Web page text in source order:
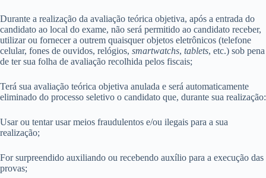
Durante a realização da avaliação teórica objetiva, após a entrada do
candidato ao local do exame, não será permitido ao candidato receber,
utilizar ou fornecer a outrem quaisquer objetos eletrônicos (telefone
celular, fones de ouvidos, relógios, smartwatchs, tablets, etc.) sob pena
de ter sua folha de avaliação recolhida pelos fiscais;
Terá sua avaliação teórica objetiva anulada e será automaticamente
eliminado do processo seletivo o candidato que, durante sua realização:
Usar ou tentar usar meios fraudulentos e/ou ilegais para a sua
realização;
For surpreendido auxiliando ou recebendo auxílio para a execução das
provas;